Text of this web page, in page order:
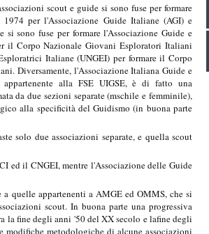
scout e guide si sono fuse per formare
per l'Associazione Guide Italiane (AGI) e
sono fuse per formare l'Associazione Guide e
il Corpo Nazionale Giovani Esploratori Italiani
Italiane (UNGEI) per formare il Corpo
Diversamente, l'Associazione Italiana Guide e
alla FSE UIGSE, è di fatto una
da due sezioni separate (mschile e femminile),
alla specificità del Guidismo (in buona parte
solo due associazioni separate, e quella scout
ed il CNGEI, mentre l'Associazione delle Guide
quelle appartenenti a AMGE ed OMMS, che si
scout. In buona parte una progressiva
la fine degli anni '50 del XX secolo e lafine degli
metodologiche di alcune associazioni